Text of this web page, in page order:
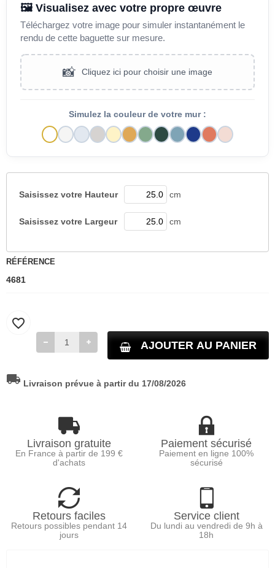
🖼️ Visualisez avec votre propre œuvre
Téléchargez votre image pour simuler instantanément le
rendu de cette baguette sur mesure.
📸 Cliquez ici pour choisir une image
Simulez la couleur de votre mur :
Saisissez votre Hauteur cm
Saisissez votre Largeur cm
RÉFÉRENCE
4681
AJOUTER AU PANIER
favorite_border
local_shipping Livraison prévue à partir du 17/08/2026
Livraison gratuite
En France à partir de 199 €
d'achats
Paiement sécurisé
Paiement en ligne 100%
sécurisé
Retours faciles
Retours possibles pendant 14
jours
Service client
Du lundi au vendredi de 9h à
18h